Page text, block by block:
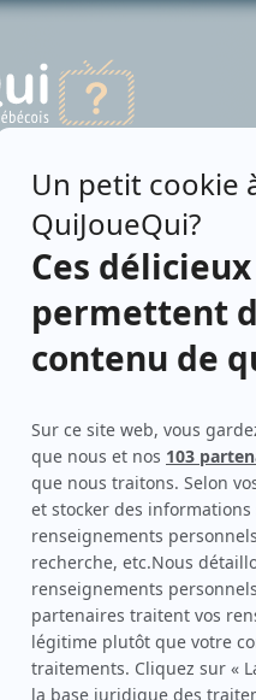
LISTE DES PERSONNES
Un gars,